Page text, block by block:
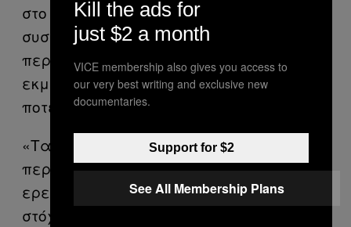
στο χακάρισμα λειτουργικών
συστημάτων και εφαρμογών, βλέπουν
περισσότερα τέτοια προγράμματα
εκμετάλλευσης κενών ασφαλείας από
ποτέ.
«Τα exploits είναι πιο δύσκολα, παίρνουν
περισσότερο χρόνο, αλλά περισσότεροι
ερευνητές ασχολούνται με αυτούς τους
στόχους και αυξάνοντας τις τιμές μας
Kill the ads for
just $2 a month
VICE membership also gives you access to
our very best writing and exclusive new
documentaries.
Support for $2
See All Membership Plans